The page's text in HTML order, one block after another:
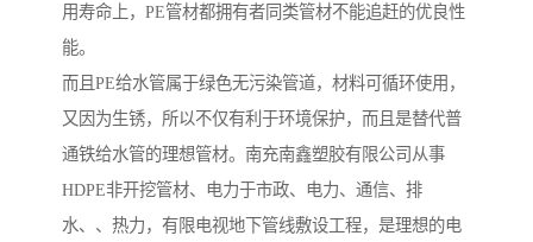
用寿命上，PE管材都拥有者同类管材不能追赶的优良性
能。
而且PE给水管属于绿色无污染管道，材料可循环使用，
又因为生锈，所以不仅有利于环境保护，而且是替代普
通铁给水管的理想管材。南充南鑫塑胶有限公司从事
HDPE非开挖管材、电力于市政、电力、通信、排
水、、热力，有限电视地下管线敷设工程，是理想的电